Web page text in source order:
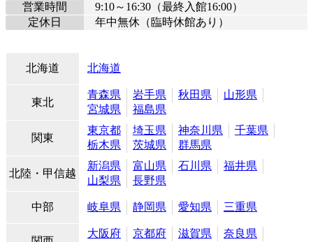
営業時間
9:10～16:30（最終入館16:00）
定休日
年中無休（臨時休館あり）
北海道 北海道
東北
青森県 岩手県 秋田県
山形県
宮城県
福島県
関東
東京都 埼玉県 神奈川県
千葉県
栃木県
茨城県 群馬県
北陸・甲信越
新潟県 富山県 石川県
福井県
山梨県
長野県
中部 岐阜県 静岡県 愛知県 三重県
大阪府 京都府 滋賀県 奈良県